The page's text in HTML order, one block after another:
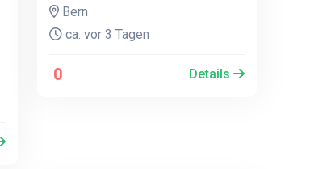
Bern
ca. vor 3 Tagen
0 Details